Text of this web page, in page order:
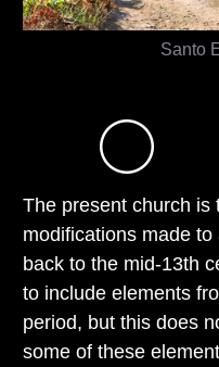
Santo
The present church is
modifications made
back to the mid-13th
to include elements
period, but this does
some of these